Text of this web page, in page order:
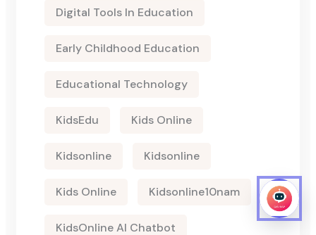
Digital Tools In Education
Early Childhood Education
Educational Technology
KidsEdu Kids Online
Kidsonline Kidsonline
Kids Online Kidsonline10nam
KidsOnline AI Chatbot